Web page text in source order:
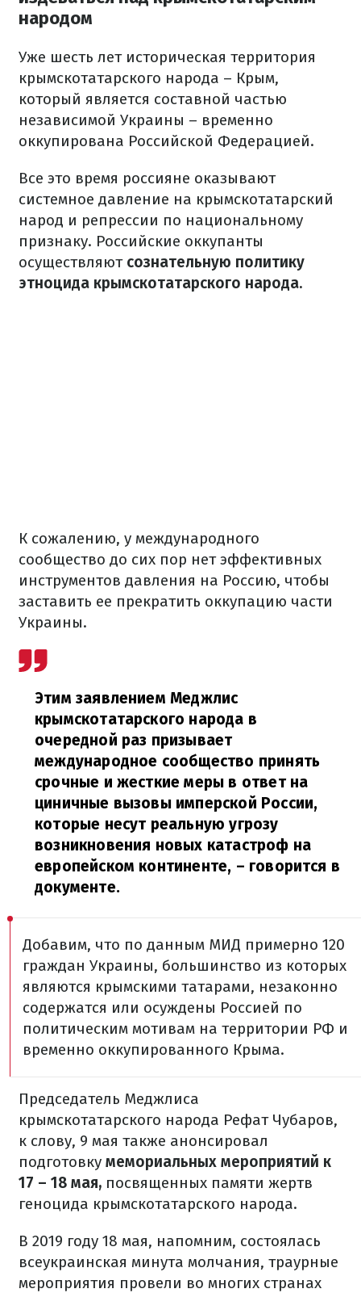
народом
Уже шесть лет историческая территория
крымскотатарского народа – Крым,
который является составной частью
независимой Украины – временно
оккупирована Российской Федерацией.
Все это время россияне оказывают
системное давление на крымскотатарский
народ и репрессии по национальному
признаку. Российские оккупанты
осуществляют сознательную политику
этноцида крымскотатарского народа.
К сожалению, у международного
сообщество до сих пор нет эффективных
инструментов давления на Россию, чтобы
заставить ее прекратить оккупацию части
Украины.
Этим заявлением Меджлис
крымскотатарского народа в
очередной раз призывает
международное сообщество принять
срочные и жесткие меры в ответ на
циничные вызовы имперской России,
которые несут реальную угрозу
возникновения новых катастроф на
европейском континенте, – говорится в
документе.
Добавим, что по данным МИД примерно 120
граждан Украины, большинство из которых
являются крымскими татарами, незаконно
содержатся или осуждены Россией по
политическим мотивам на территории РФ и
временно оккупированного Крыма.
Председатель Меджлиса
крымскотатарского народа Рефат Чубаров,
к слову, 9 мая также анонсировал
подготовку мемориальных мероприятий к
17 – 18 мая, посвященных памяти жертв
геноцида крымскотатарского народа.
В 2019 году 18 мая, напомним, состоялась
всеукраинская минута молчания, траурные
мероприятия провели во многих странах